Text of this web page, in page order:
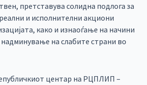
претставува солидна подлога за
и исполнителни акциони
како и изнаоѓање на начини
на слабите страни во
центар на РЦПЛИП –